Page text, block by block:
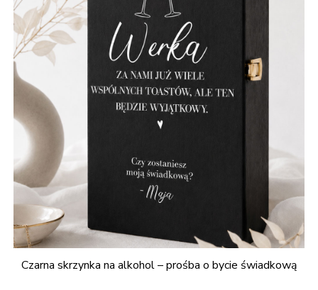
Czarna skrzynka na alkohol – prośba o bycie świadkową